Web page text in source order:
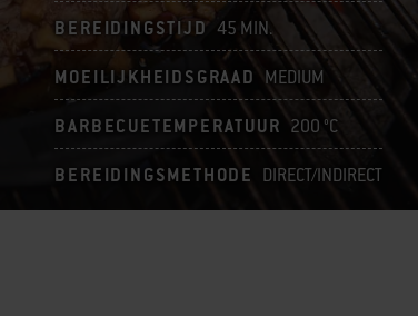
BEREIDINGSTIJD 45 MIN.
MOEILIJKHEIDSGRAAD MEDIUM
BARBECUETEMPERATUUR 200 °C
BEREIDINGSMETHODE DIRECT/INDIRECT